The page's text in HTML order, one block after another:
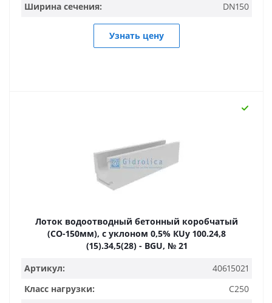
Ширина сечения:
DN150
Узнать цену
Лоток водоотводный бетонный коробчатый
(СО-150мм), с уклоном 0,5% КUу 100.24,8
(15).34,5(28) - BGU, № 21
Артикул:
40615021
Класс нагрузки:
C250